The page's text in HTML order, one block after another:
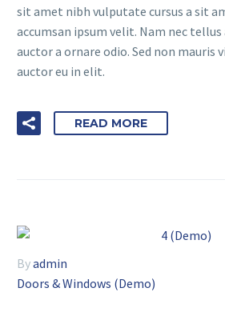
sit amet nibh vulputate cursus a sit
accumsan ipsum velit. Nam nec
auctor a ornare odio. Sed non mauris
auctor eu in elit.
READ MORE
Byadmin
Doors & Windows (Demo)